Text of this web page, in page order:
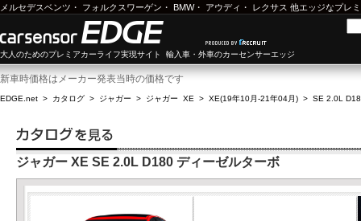
メルセデスベンツ ・ フォルクスワーゲン ・ BMW・ アウディ ・ レクサス 他エッジなプレ
大人のためのプレミアカーライフ実現サイト 輸入車・外車のカーセンサーエッジ
新車時価格はメーカー発表当時の価格です
EDGE.net > カタログ > ジャガー > ジャガー XE > XE(19年10月-21年04月) > SE 2.0L
ジャガー XE SE 2.0L D180 ディーゼルターボ